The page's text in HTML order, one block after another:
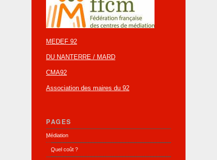
MEDEF 92
DU NANTERRE / MARD
CMA92
Association des maires du 92
PAGES
Médiation
Quel coût ?